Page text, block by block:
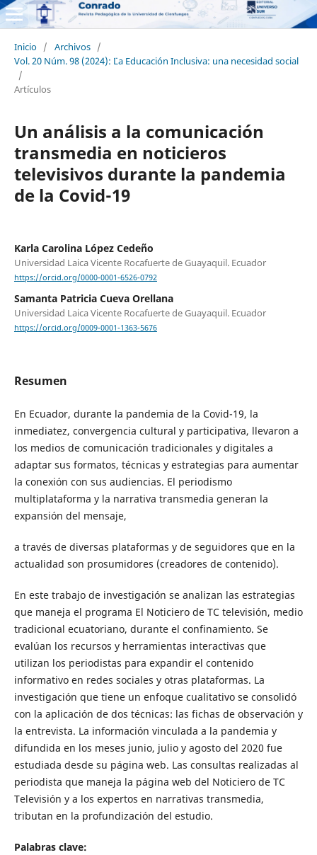
Inicio / Archivos /
Vol. 20 Núm. 98 (2024): ¨¨La Educación Inclusiva: una necesidad social
/
Artículos
Un análisis a la comunicación
transmedia en noticieros
televisivos durante la pandemia
de la Covid-19
Karla Carolina López Cedeño
Universidad Laica Vicente Rocafuerte de Guayaquil. Ecuador
https://orcid.org/0000-0001-6526-0792
Samanta Patricia Cueva Orellana
Universidad Laica Vicente Rocafuerte de Guayaquil. Ecuador
https://orcid.org/0009-0001-1363-5676
Resumen
En Ecuador, durante la pandemia de la Covid-19, la
inmediatez, convergencia cultural y participativa, llevaron a
los medios de comunicación tradicionales y digitales a
adaptar sus formatos, técnicas y estrategias para aumentar
la conexión con sus audiencias. El periodismo
multiplataforma y la narrativa transmedia generan la
expansión del mensaje,
a través de diversas plataformas y de seguidores que en la
actualidad son prosumidores (creadores de contenido).
En este trabajo de investigación se analizan las estrategias
que maneja el programa El Noticiero de TC televisión, medio
tradicional ecuatoriano, durante el confinamiento. Se
evalúan los recursos y herramientas interactivas que
utilizan los periodistas para expandir el contenido
informativo en redes sociales y otras plataformas. La
investigación que tiene un enfoque cualitativo se consolidó
con la aplicación de dos técnicas: las fichas de observación y
la entrevista. La información vinculada a la pandemia y
difundida en los meses junio, julio y agosto del 2020 fue
estudiada desde su página web. Las consultas realizadas al
periodista que maneja la página web del Noticiero de TC
Televisión y a los expertos en narrativas transmedia,
tributan en la profundización del estudio.
Palabras clave: